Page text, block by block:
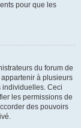
pour que les
du forum de
à plusieurs
individuelles. Ceci
les permissions de
des pouvoirs